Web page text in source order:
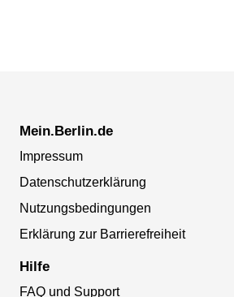
Mein.Berlin.de
Impressum
Datenschutzerklärung
Nutzungsbedingungen
Erklärung zur Barrierefreiheit
Hilfe
FAQ und Support